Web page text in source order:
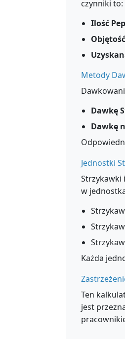
czynniki to:
Ilość
Metody
Dawkę
Dawkę
Jednostki
Strzykawki
w
Każda
Ten
jest